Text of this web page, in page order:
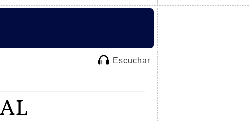
Escuchar